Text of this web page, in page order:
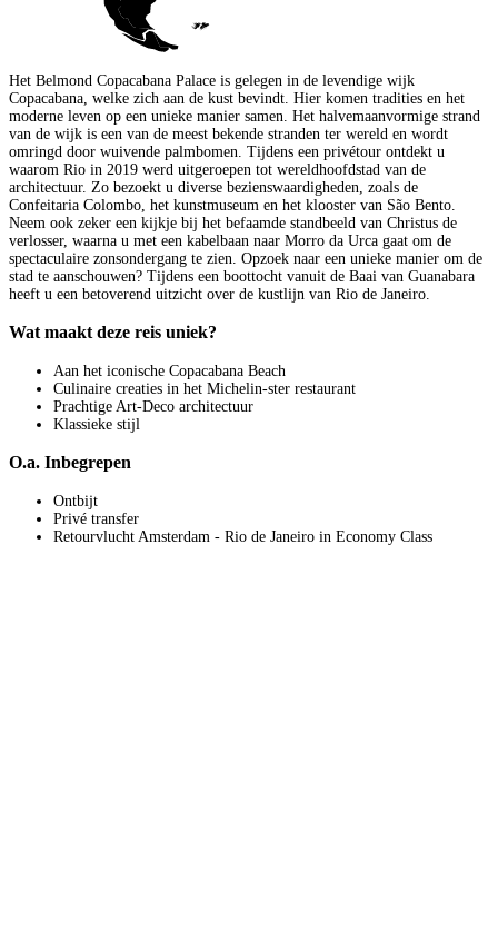
Het Belmond Copacabana Palace is gelegen in de levendige wijk
Copacabana, welke zich aan de kust bevindt. Hier komen tradities en het
moderne leven op een unieke manier samen. Het halvemaanvormige strand
van de wijk is een van de meest bekende stranden ter wereld en wordt
omringd door wuivende palmbomen. Tijdens een privétour ontdekt u
waarom Rio in 2019 werd uitgeroepen tot wereldhoofdstad van de
architectuur. Zo bezoekt u diverse bezienswaardigheden, zoals de
Confeitaria Colombo, het kunstmuseum en het klooster van São Bento.
Neem ook zeker een kijkje bij het befaamde standbeeld van Christus de
verlosser, waarna u met een kabelbaan naar Morro da Urca gaat om de
spectaculaire zonsondergang te zien. Opzoek naar een unieke manier om de
stad te aanschouwen? Tijdens een boottocht vanuit de Baai van Guanabara
heeft u een betoverend uitzicht over de kustlijn van Rio de Janeiro.
Wat maakt deze reis uniek?
Aan het iconische Copacabana Beach
Culinaire creaties in het Michelin-ster restaurant
Prachtige Art-Deco architectuur
Klassieke stijl
O.a. Inbegrepen
Ontbijt
Privé transfer
Retourvlucht Amsterdam - Rio de Janeiro in Economy Class